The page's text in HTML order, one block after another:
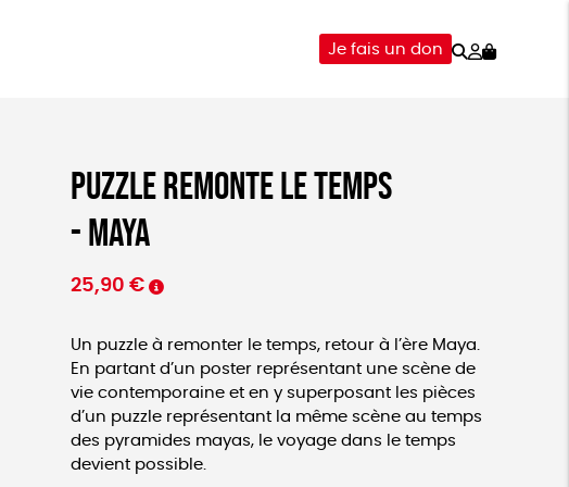
Je fais un don Rechercher
Mon
Puzzle Remonte le temps
- Maya
25,90 €
Un puzzle à remonter le temps, retour à l’ère Maya.
En partant d’un poster représentant une scène de
vie contemporaine et en y superposant les pièces
d’un puzzle représentant la même scène au temps
des pyramides mayas, le voyage dans le temps
devient possible.